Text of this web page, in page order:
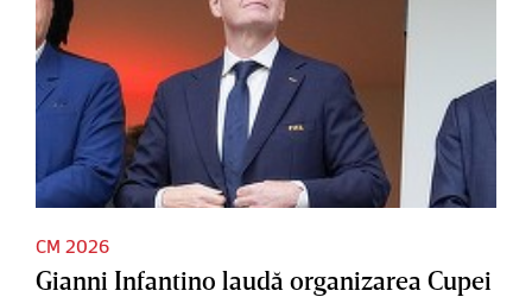
CM 2026
Gianni Infantino laudă organizarea Cupei